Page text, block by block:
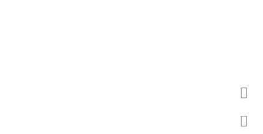
기둥 산업을 갖춘 독립적 인 지적 재산권을 갖춘 유압